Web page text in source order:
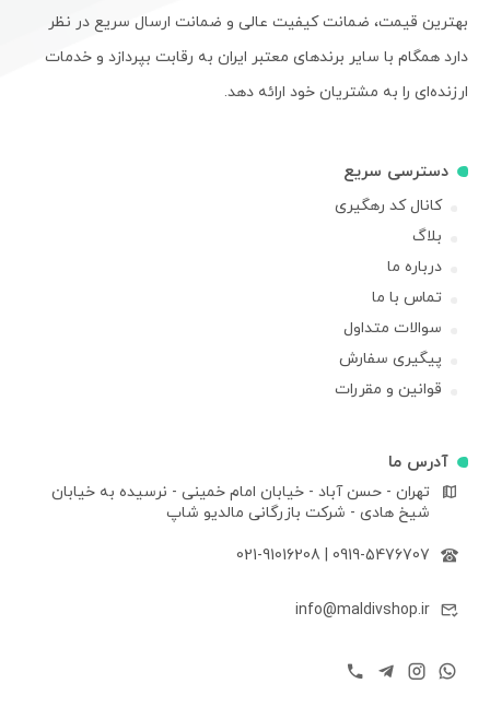
بهترین قیمت، ضمانت کیفیت عالی و ضمانت ارسال سریع در نظر
دارد همگام با سایر برندهای معتبر ایران به رقابت بپردازد و خدمات
ارزنده‌ای را به مشتریان خود ارائه دهد.
دسترسی سریع
کانال کد رهگیری
بلاگ
درباره ما
تماس با ما
سوالات متداول
پیگیری سفارش
قوانین و مقررات
آدرس ما
تهران - حسن آباد - خیابان امام خمینی - نرسیده به خیابان
شیخ هادی - شرکت بازرگانی مالدیو شاپ
0919-5476707
021-91016208
info@maldivshop.ir